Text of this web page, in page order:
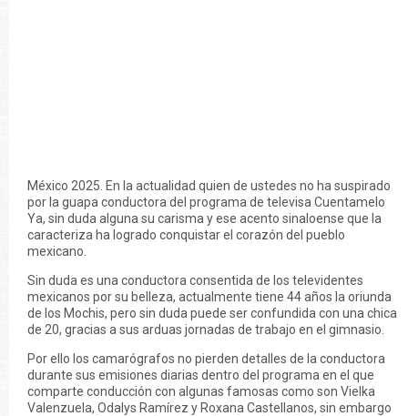
México 2025. En la actualidad quien de ustedes no ha suspirado
por la guapa conductora del programa de televisa Cuentamelo
Ya, sin duda alguna su carisma y ese acento sinaloense que la
caracteriza ha logrado conquistar el corazón del pueblo
mexicano.
Sin duda es una conductora consentida de los televidentes
mexicanos por su belleza, actualmente tiene 44 años la oriunda
de los Mochis, pero sin duda puede ser confundida con una chica
de 20, gracias a sus arduas jornadas de trabajo en el gimnasio.
Por ello los camarógrafos no pierden detalles de la conductora
durante sus emisiones diarias dentro del programa en el que
comparte conducción con algunas famosas como son Vielka
Valenzuela, Odalys Ramírez y Roxana Castellanos, sin embargo